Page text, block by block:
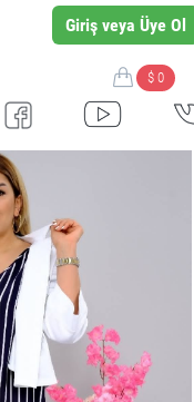
Giriş veya Üye Ol
$ 0